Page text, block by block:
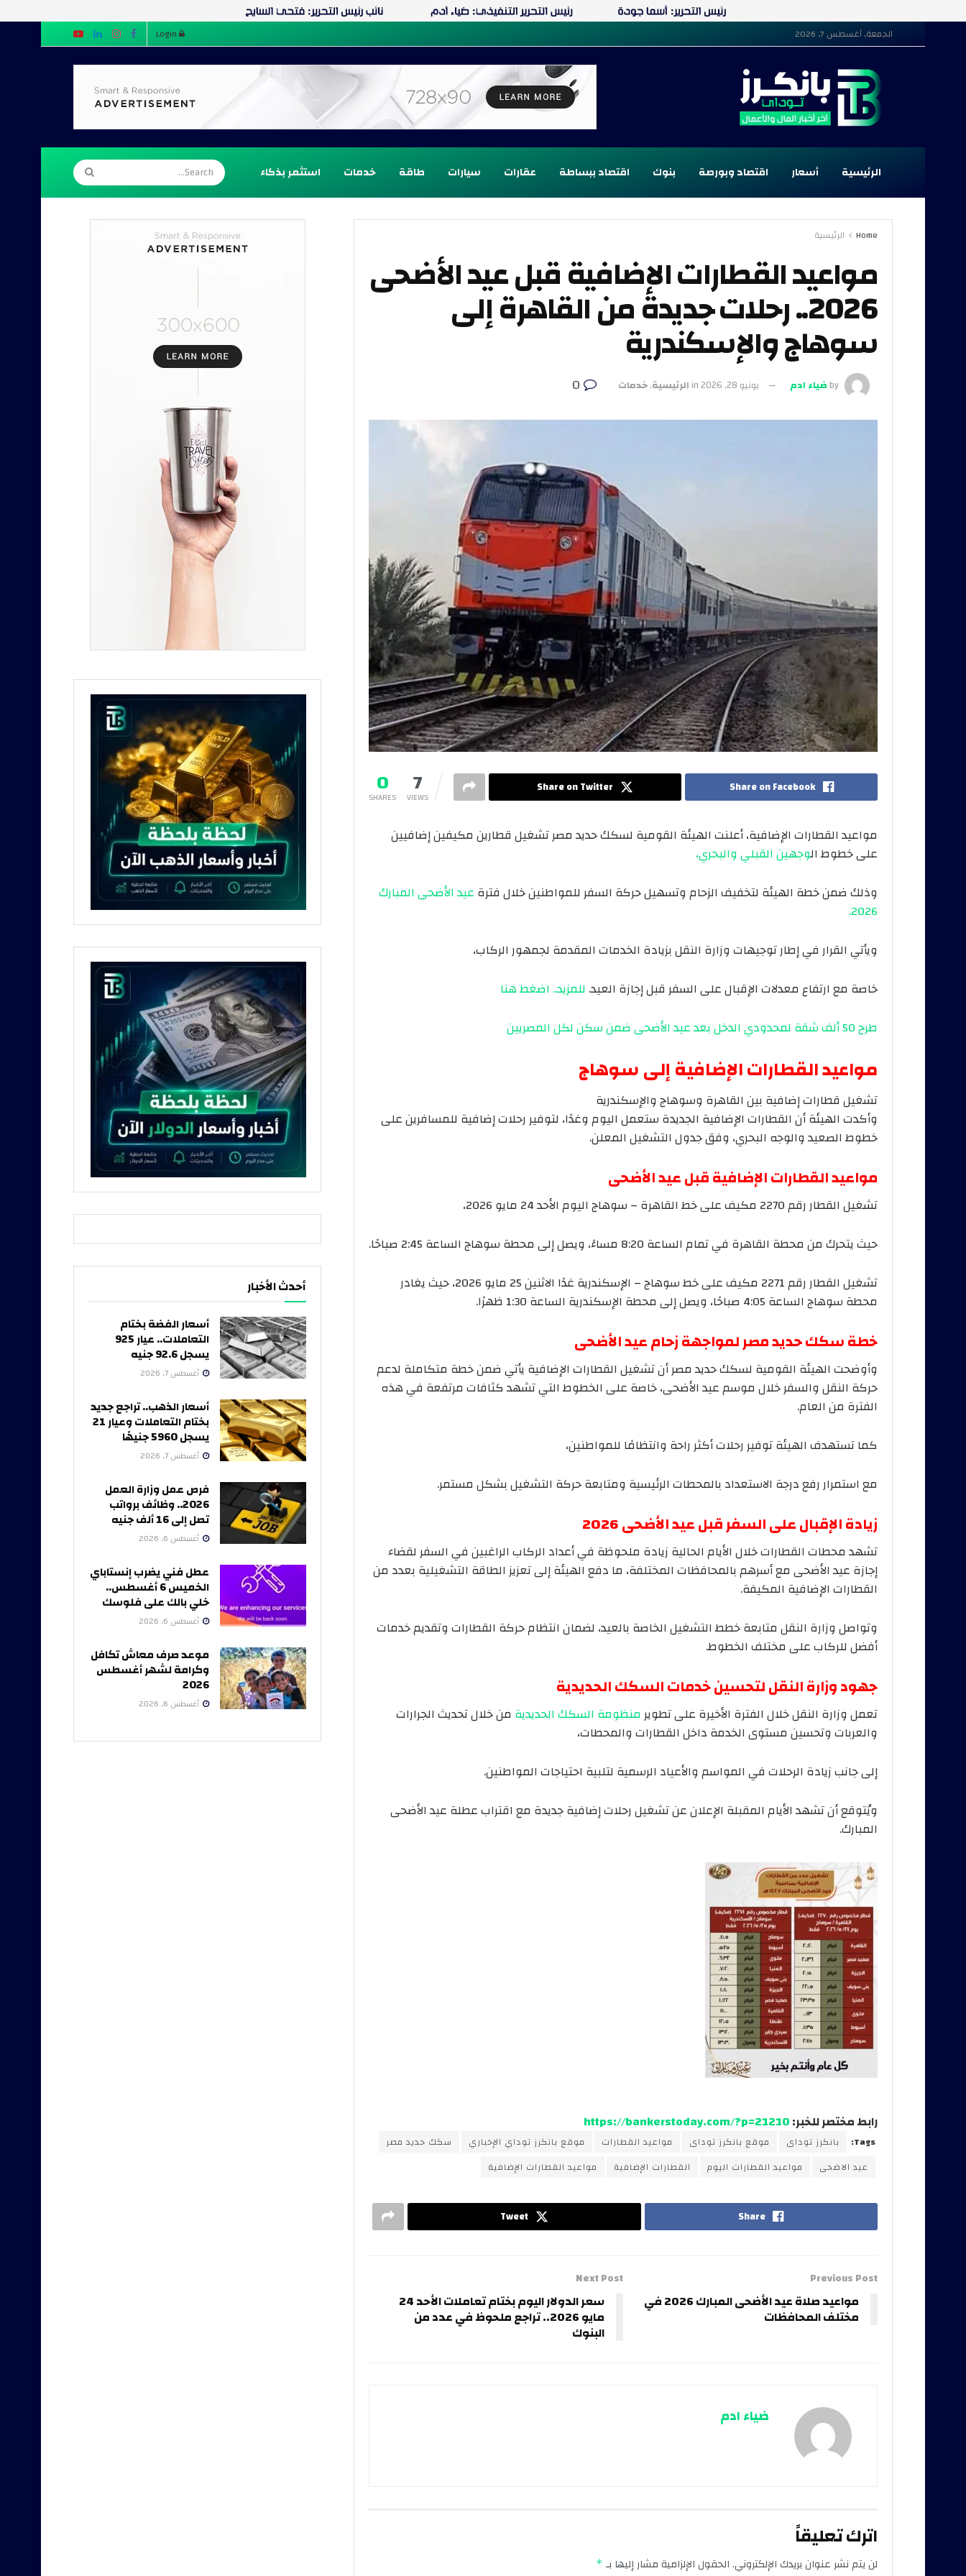
الجمعة, أغسطس 7, 2026
الرئيسية أسعار اقتصاد وبورصة بنوك اقتصاد ببساطة عقارات سيارات طاقة خدمات استثمر بذكاء
Home الرئيسية
مواعيد القطارات الإضافية قبل عيد الأضحى
2026.. رحلات جديدة من القاهرة إلى
سوهاج والإسكندرية
byضياء ادم يونيو 28, 2026 inالرئيسية,خدمات
0
SHARES 7
VIEWS
Share on Facebook
Share on Twitter
مواعيد القطارات الإضافية، أعلنت الهيئة القومية لسكك حديد مصر تشغيل قطارين مكيفين إضافيين
على خطوط الوجهين القبلي والبحري،
وذلك ضمن خطة الهيئة لتخفيف الزحام وتسهيل حركة السفر للمواطنين خلال فترة عيد الأضحى المبارك
2026.
ويأتي القرار في إطار توجيهات وزارة النقل بزيادة الخدمات المقدمة لجمهور الركاب،
خاصة مع ارتفاع معدلات الإقبال على السفر قبل إجازة العيد. للمزيد.. اضغط هنا
طرح 50 ألف شقة لمحدودي الدخل بعد عيد الأضحى ضمن سكن لكل المصريين
مواعيد القطارات الإضافية إلى سوهاج
تشغيل قطارات إضافية بين القاهرة وسوهاج والإسكندرية
وأكدت الهيئة أن القطارات الإضافية الجديدة ستعمل اليوم وغدًا، لتوفير رحلات إضافية للمسافرين على
خطوط الصعيد والوجه البحري، وفق جدول التشغيل المعلن.
مواعيد القطارات الإضافية قبل عيد الأضحى
تشغيل القطار رقم 2270 مكيف على خط القاهرة – سوهاج اليوم الأحد 24 مايو 2026،
حيث يتحرك من محطة القاهرة في تمام الساعة 8:20 مساءً، ويصل إلى محطة سوهاج الساعة 2:45 صباحًا.
تشغيل القطار رقم 2271 مكيف على خط سوهاج – الإسكندرية غدًا الاثنين 25 مايو 2026، حيث يغادر
محطة سوهاج الساعة 4:05 صباحًا، ويصل إلى محطة الإسكندرية الساعة 1:30 ظهرًا.
خطة سكك حديد مصر لمواجهة زحام عيد الأضحى
وأوضحت الهيئة القومية لسكك حديد مصر أن تشغيل القطارات الإضافية يأتي ضمن خطة متكاملة لدعم
حركة النقل والسفر خلال موسم عيد الأضحى، خاصة على الخطوط التي تشهد كثافات مرتفعة في هذه
الفترة من العام.
كما تستهدف الهيئة توفير رحلات أكثر راحة وانتظامًا للمواطنين،
مع استمرار رفع درجة الاستعداد بالمحطات الرئيسية ومتابعة حركة التشغيل بشكل مستمر.
زيادة الإقبال على السفر قبل عيد الأضحى 2026
تشهد محطات القطارات خلال الأيام الحالية زيادة ملحوظة في أعداد الركاب الراغبين في السفر لقضاء
إجازة عيد الأضحى مع أسرهم بالمحافظات المختلفة، ما دفع الهيئة إلى تعزيز الطاقة التشغيلية بعدد من
القطارات الإضافية المكيفة.
وتواصل وزارة النقل متابعة خطط التشغيل الخاصة بالعيد، لضمان انتظام حركة القطارات وتقديم خدمات
أفضل للركاب على مختلف الخطوط.
جهود وزارة النقل لتحسين خدمات السكك الحديدية
تعمل وزارة النقل خلال الفترة الأخيرة على تطوير منظومة السكك الحديدية من خلال تحديث الجرارات
والعربات وتحسين مستوى الخدمة داخل القطارات والمحطات،
إلى جانب زيادة الرحلات في المواسم والأعياد الرسمية لتلبية احتياجات المواطنين.
ويُتوقع أن تشهد الأيام المقبلة الإعلان عن تشغيل رحلات إضافية جديدة مع اقتراب عطلة عيد الأضحى
المبارك.
رابط مختصر للخبر:https://bankerstoday.com/?p=21210
Tags: بانكرز توداى موقع بانكرز توداى مواعيد القطارات موقع بانكرز توداي الإخباري
سكك حديد مصر
عيد الاضحى
مواعيد القطارات اليوم القطارات الإضافية مواعيد القطارات الإضافية
Share
Tweet
Previous Post
مواعيد صلاة عيد الأضحى المبارك 2026 في
مختلف المحافظات
Next Post
سعر الدولار اليوم بختام تعاملات الأحد 24
مايو 2026.. تراجع ملحوظ في عدد من
البنوك
ضياء ادم
اترك تعليقاً
لن يتم نشر عنوان بريدك الإلكتروني.الحقول الإلزامية مشار إليها بـ *
أحدث الأخبار
أسعار الفضة بختام
التعاملات.. عيار 925
يسجل 92.6 جنيه
أغسطس 7, 2026
أسعار الذهب.. تراجع جديد
بختام التعاملات وعيار 21
يسجل 5960 جنيهًا
أغسطس 7, 2026
فرص عمل وزارة العمل
2026.. وظائف برواتب
تصل إلى 16 ألف جنيه
أغسطس 6, 2026
عطل فني يضرب إنستاباي
الخميس 6 أغسطس..
خلي بالك على فلوسك
أغسطس 6, 2026
موعد صرف معاش تكافل
وكرامة لشهر أغسطس
2026
أغسطس 6, 2026